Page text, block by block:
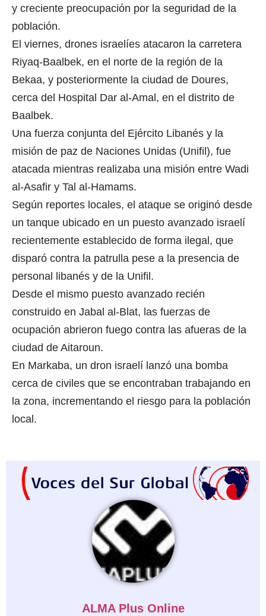
y creciente preocupación por la seguridad de la
población.
El viernes, drones israelíes atacaron la carretera
Riyaq-Baalbek, en el norte de la región de la
Bekaa, y posteriormente la ciudad de Doures,
cerca del Hospital Dar al-Amal, en el distrito de
Baalbek.
Una fuerza conjunta del Ejército Libanés y la
misión de paz de Naciones Unidas (Unifil), fue
atacada mientras realizaba una misión entre Wadi
al-Asafir y Tal al-Hamams.
Según reportes locales, el ataque se originó desde
un tanque ubicado en un puesto avanzado israelí
recientemente establecido de forma ilegal, que
disparó contra la patrulla pese a la presencia de
personal libanés y de la Unifil.
Desde el mismo puesto avanzado recién
construido en Jabal al-Blat, las fuerzas de
ocupación abrieron fuego contra las afueras de la
ciudad de Aitaroun.
En Markaba, un dron israelí lanzó una bomba
cerca de civiles que se encontraban trabajando en
la zona, incrementando el riesgo para la población
local.
ALMA Plus Online